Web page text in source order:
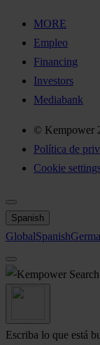
MORE
Empleo
Financing
Investors
Mediabank
© Kempower
Política de
Cookie
Spanish
GlobalSpanish
Search
Escriba lo que está